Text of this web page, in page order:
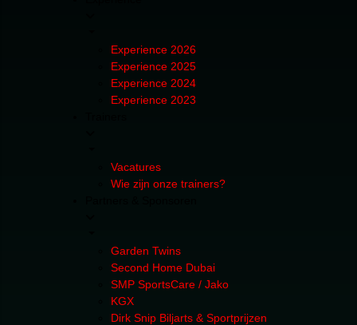
Experience 2026
Experience 2025
Experience 2024
Experience 2023
Vacatures
Wie zijn onze trainers?
Garden Twins
Second Home Dubai
SMP SportsCare / Jako
KGX
Dirk Snip Biljarts & Sportprijzen